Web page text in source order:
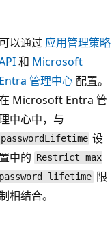
以通过 应用管理策略
和 Microsoft
Entra 管理中心 配置。
Microsoft Entra 管
中心中，与
passwordLifetime 设
置中的 Restrict max
password lifetime 限
相结合。